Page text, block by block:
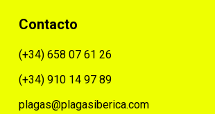
Contacto
(+34) 658 07 61 26
(+34) 910 14 97 89
plagas@plagasiberica.com